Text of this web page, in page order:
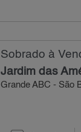
Sobrado à
Jardim das
Grande ABC - São